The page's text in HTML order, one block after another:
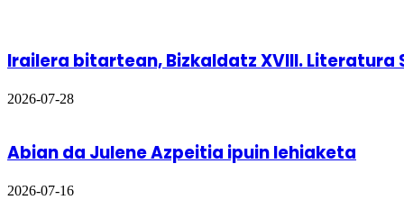
Irailera bitartean, BizkaIdatz XVIII.
2026-07-28
Abian da Julene Azpeitia ipuin lehiaketa
2026-07-16